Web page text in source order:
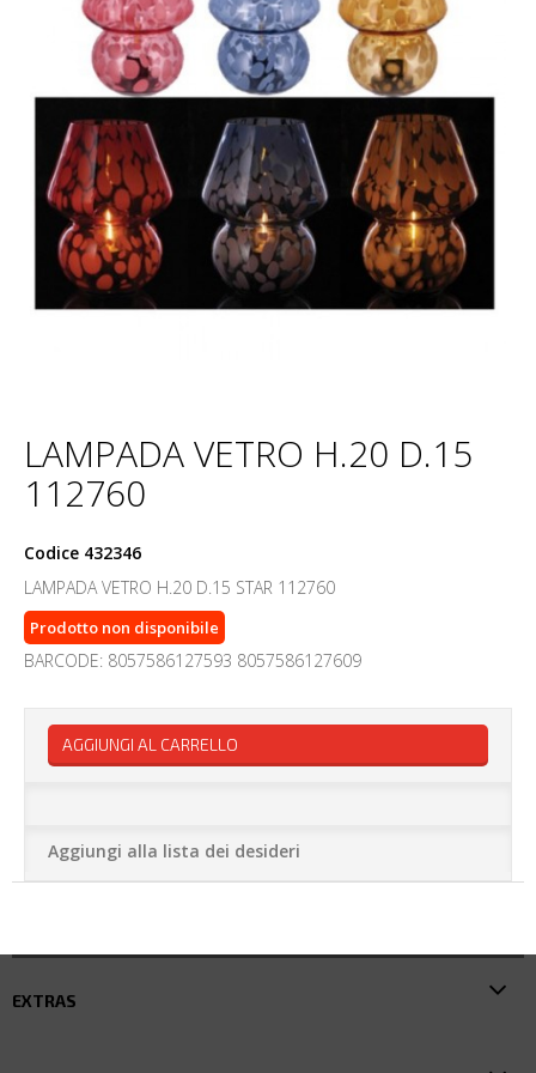
LAMPADA VETRO H.20 D.15
112760
Codice 432346
LAMPADA VETRO H.20 D.15 STAR 112760
Prodotto non disponibile
BARCODE: 8057586127593 8057586127609
AGGIUNGI AL CARRELLO
Aggiungi alla lista dei desideri
EXTRAS